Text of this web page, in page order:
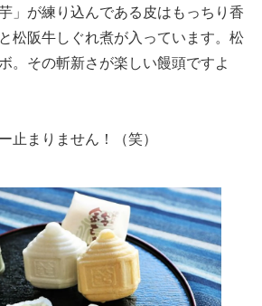
」が練り込んである皮はもっちり香
松阪牛しぐれ煮が入っています。松
。その斬新さが楽しい饅頭ですよ
止まりません！（笑）